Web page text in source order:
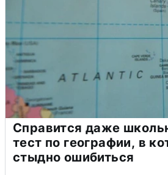
Справится даже
тест по географии, в
стыдно ошибиться